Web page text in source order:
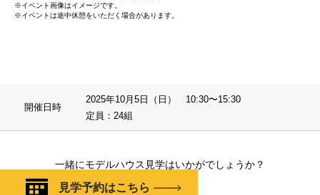
※イベント画像はイメージです。
※イベントは途中休憩をいただく場合があります。
開催日時
2025年10月5日（日） 10:30〜15:30
定員：24組
一緒にモデルハウス見学はいかがでしょうか？
見学予約はこちら